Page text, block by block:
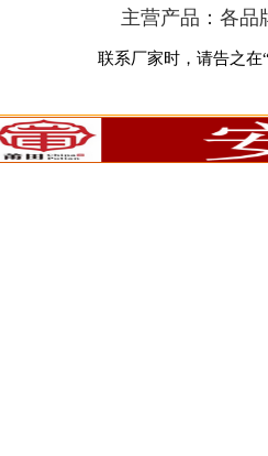
主营产品： 各品
联系厂家时，请告之在